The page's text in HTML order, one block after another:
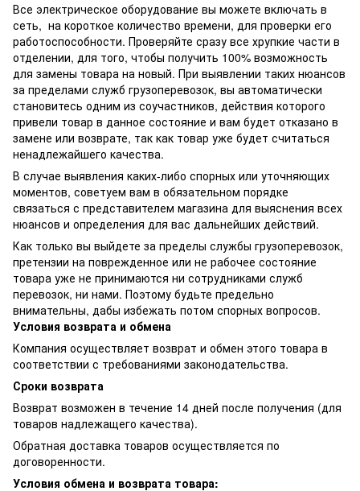
Все электрическое оборудование вы можете включать в
сеть, на короткое количество времени, для проверки его
работоспособности. Проверяйте сразу все хрупкие части в
отделении, для того, чтобы получить 100% возможность
для замены товара на новый. При выявлении таких нюансов
за пределами служб грузоперевозок, вы автоматически
становитесь одним из соучастников, действия которого
привели товар в данное состояние и вам будет отказано в
замене или возврате, так как товар уже будет считаться
ненадлежайшего качества.
В случае выявления каких-либо спорных или уточняющих
моментов, советуем вам в обязательном порядке
связаться с представителем магазина для выяснения всех
нюансов и определения для вас дальнейших действий.
Как только вы выйдете за пределы службы грузоперевозок,
претензии на поврежденное или не рабочее состояние
товара уже не принимаются ни сотрудниками служб
перевозок, ни нами. Поэтому будьте предельно
внимательны, дабы избежать потом спорных вопросов.
Условия возврата и обмена
Компания осуществляет возврат и обмен этого товара в
соответствии с требованиями законодательства.
Сроки возврата
Возврат возможен в течение 14 дней после получения (для
товаров надлежащего качества).
Обратная доставка товаров осуществляется по
договоренности.
Условия обмена и возврата товара: